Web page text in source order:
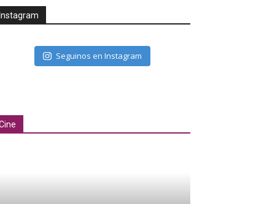
Instagram
Seguinos en Instagram